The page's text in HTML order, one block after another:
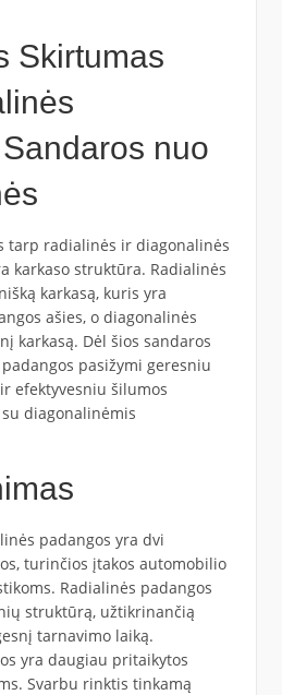
Skirtumas
nuo
tarp radialinės ir diagonalinės
karkaso struktūra. Radialinės
karkasą, kuris yra
ašies, o diagonalinės
karkasą. Dėl šios sandaros
pasižymi geresniu
efektyvesniu šilumos
diagonalinėmis
padangos yra dvi
turinčios įtakos automobilio
Radialinės padangos
struktūrą, užtikrinančią
tarnavimo laiką.
yra daugiau pritaikytos
Svarbu rinktis tinkamą